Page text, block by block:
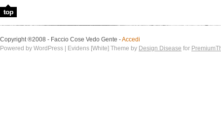
top
Copyright ®2008 - Faccio Cose Vedo Gente -Accedi
Powered by WordPress | Evidens [White] Theme by Design Disease for